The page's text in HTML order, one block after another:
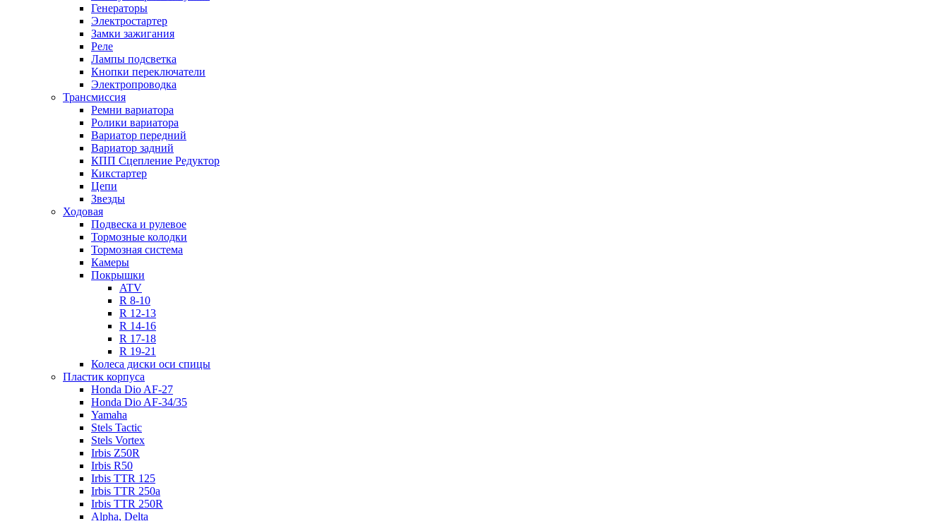
Генераторы
Электростартер
Замки зажигания
Реле
Лампы подсветка
Кнопки переключатели
Электропроводка
Трансмиссия
Ремни вариатора
Ролики вариатора
Вариатор передний
Вариатор задний
КПП Сцепление Редуктор
Кикстартер
Цепи
Звезды
Ходовая
Подвеска и рулевое
Тормозные колодки
Тормозная система
Камеры
Покрышки
ATV
R 8-10
R 12-13
R 14-16
R 17-18
R 19-21
Колеса диски оси спицы
Пластик корпуса
Honda Dio AF-27
Honda Dio AF-34/35
Yamaha
Stels Tactic
Stels Vortex
Irbis Z50R
Irbis R50
Irbis TTR 125
Irbis TTR 250a
Irbis TTR 250R
Alpha, Delta